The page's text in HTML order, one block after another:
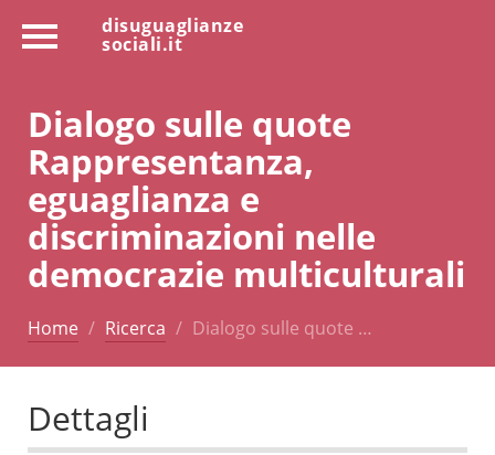
disuguaglianze
sociali.it
Dialogo sulle quote
Rappresentanza,
eguaglianza e
discriminazioni nelle
democrazie multiculturali
Home Ricerca Dialogo sulle quote …
Dettagli